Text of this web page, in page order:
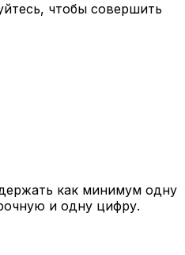
чтобы совершить
как минимум одну
и одну цифру.